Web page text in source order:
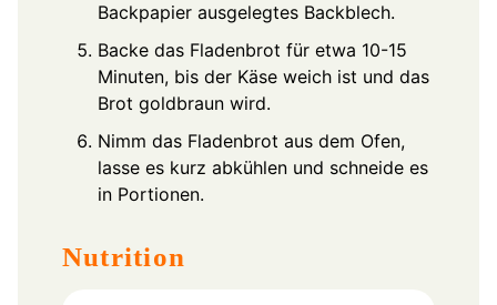
Backpapier ausgelegtes Backblech.
Backe das Fladenbrot für etwa 10-15
Minuten, bis der Käse weich ist und das
Brot goldbraun wird.
Nimm das Fladenbrot aus dem Ofen,
lasse es kurz abkühlen und schneide es
in Portionen.
Nutrition